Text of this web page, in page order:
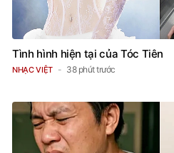
Tình hình hiện tại của Tóc Tiên
NHẠC VIỆT 38 phút trước